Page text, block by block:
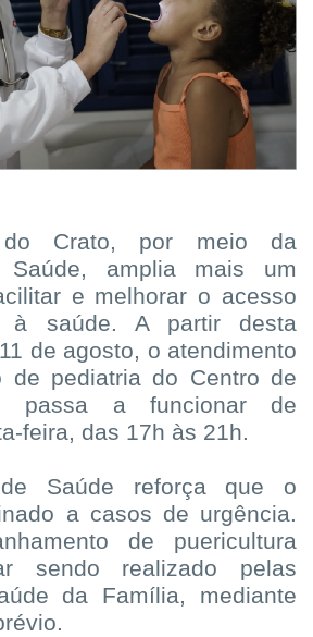
Crato, por meio da
Saúde, amplia mais um
e melhorar o acesso
à saúde. A partir desta
de agosto, o atendimento
de pediatria do Centro de
passa a funcionar de
feira, das 17h às 21h.
Saúde reforça que o
a casos de urgência.
de puericultura
sendo realizado pelas
da Família, mediante